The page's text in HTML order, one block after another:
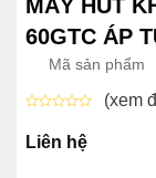
MÁY HÚT
60GTC ÁP
Mã sản phẩm
xếp
hạng
(xem
Liên hệ